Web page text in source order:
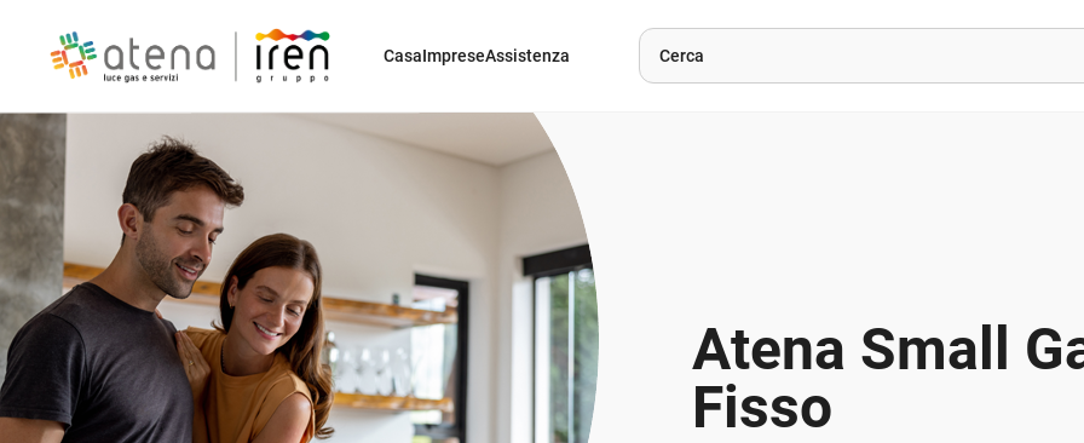
CasaImpreseAssistenza
Atena Small
Fisso